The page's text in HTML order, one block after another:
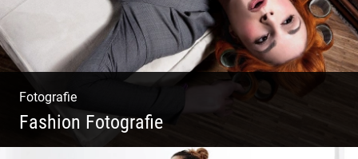
Fotografie
Fashion Fotografie